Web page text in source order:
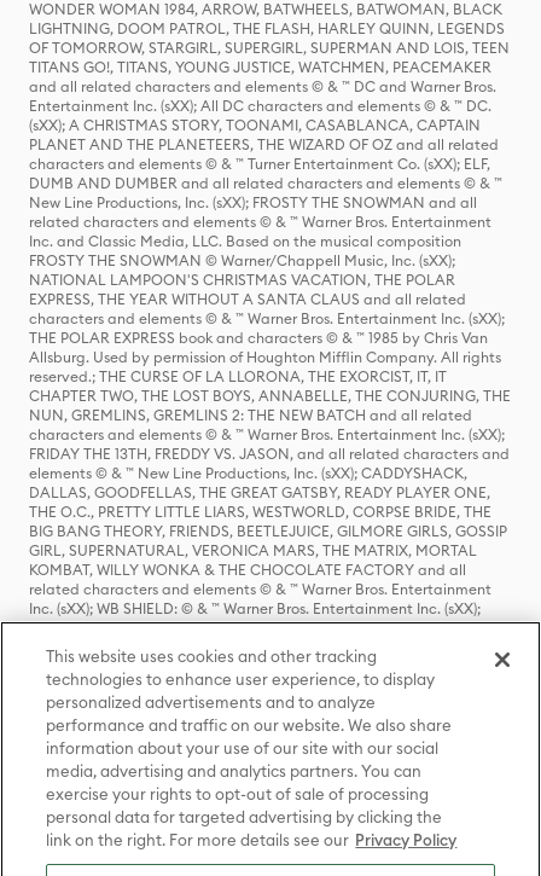
WONDER WOMAN 1984, ARROW, BATWHEELS, BATWOMAN, BLACK
LIGHTNING, DOOM PATROL, THE FLASH, HARLEY QUINN, LEGENDS
OF TOMORROW, STARGIRL, SUPERGIRL, SUPERMAN AND LOIS, TEEN
TITANS GO!, TITANS, YOUNG JUSTICE, WATCHMEN, PEACEMAKER
and all related characters and elements © & ™ DC and Warner Bros.
Entertainment Inc. (sXX); All DC characters and elements © & ™ DC.
(sXX); A CHRISTMAS STORY, TOONAMI, CASABLANCA, CAPTAIN
PLANET AND THE PLANETEERS, THE WIZARD OF OZ and all related
characters and elements © & ™ Turner Entertainment Co. (sXX); ELF,
DUMB AND DUMBER and all related characters and elements © & ™
New Line Productions, Inc. (sXX); FROSTY THE SNOWMAN and all
related characters and elements © & ™ Warner Bros. Entertainment
Inc. and Classic Media, LLC. Based on the musical composition
FROSTY THE SNOWMAN © Warner/Chappell Music, Inc. (sXX);
NATIONAL LAMPOON'S CHRISTMAS VACATION, THE POLAR
EXPRESS, THE YEAR WITHOUT A SANTA CLAUS and all related
characters and elements © & ™ Warner Bros. Entertainment Inc. (sXX);
THE POLAR EXPRESS book and characters © & ™ 1985 by Chris Van
Allsburg. Used by permission of Houghton Mifflin Company. All rights
reserved.; THE CURSE OF LA LLORONA, THE EXORCIST, IT, IT
CHAPTER TWO, THE LOST BOYS, ANNABELLE, THE CONJURING, THE
NUN, GREMLINS, GREMLINS 2: THE NEW BATCH and all related
characters and elements © & ™ Warner Bros. Entertainment Inc. (sXX);
FRIDAY THE 13TH, FREDDY VS. JASON, and all related characters and
elements © & ™ New Line Productions, Inc. (sXX); CADDYSHACK,
DALLAS, GOODFELLAS, THE GREAT GATSBY, READY PLAYER ONE,
THE O.C., PRETTY LITTLE LIARS, WESTWORLD, CORPSE BRIDE, THE
BIG BANG THEORY, FRIENDS, BEETLEJUICE, GILMORE GIRLS, GOSSIP
GIRL, SUPERNATURAL, VERONICA MARS, THE MATRIX, MORTAL
KOMBAT, WILLY WONKA & THE CHOCOLATE FACTORY and all
related characters and elements © & ™ Warner Bros. Entertainment
Inc. (sXX); WB SHIELD: © & ™ Warner Bros. Entertainment Inc. (sXX);
HOUSE OF THE DRAGON, GAME OF THRONES, and all related
characters and elements © & ™ Home Box Office, Inc. (sXX); CHILLING
ADVENTURES OF SABRINA, RIVERDALE © & ™ Warner Bros.
Entertainment Inc. Archie Comics and all related characters and
elements © & ™ Archie Comic Publications, Inc. Used with permission.
(sXX); SEINFELD and all related characters and elements © & ™ Castle
Rock Entertainment. (sXX); TED LASSO © & ™ Warner Bros.
Entertainment Inc. & Universal Television LLC (sXX); THE HOBBIT: AN
UNEXPECTED JOURNEY, THE HOBBIT: THE DESOLATION OF SMAUG,
THE HOBBIT: THE BATTLE OF THE FIVE ARMIES, THE LORD OF THE
RINGS: THE FELLOWSHIP OF THE RING, THE LORD OF THE RINGS: THE
TWO TOWERS, THE LORD OF THE RINGS: THE RETURN OF THE KING
and the names of the characters, items, events and places therein are
This website uses cookies and other tracking
technologies to enhance user experience, to display
personalized advertisements and to analyze
performance and traffic on our website. We also share
information about your use of our site with our social
media, advertising and analytics partners. You can
exercise your rights to opt-out of sale of processing
personal data for targeted advertising by clicking the
link on the right. For more details see our Privacy Policy